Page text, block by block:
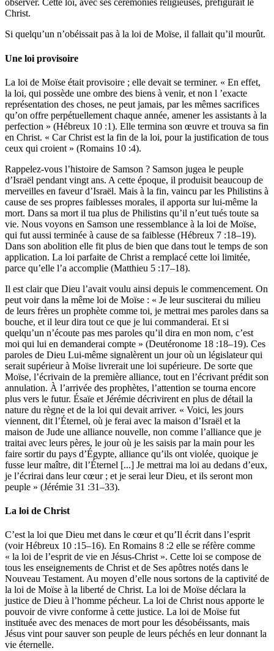
observer. Cette loi, avec ses cérémonies religieuses, préfigurait le
Christ.
Si quelqu’un n’obéissait pas à la loi de Moïse, il fallait qu’il mourût.
Une loi provisoire
La loi de Moïse était provisoire ; elle devait se terminer. « En effet,
la loi, qui possède une ombre des biens à venir, et non l ’exacte
représentation des choses, ne peut jamais, par les mêmes sacrifices
qu’on offre perpétuellement chaque année, amener les assistants à la
perfection » (Hébreux 10 :1). Elle termina son œuvre et trouva sa fin
en Christ. « Car Christ est la fin de la loi, pour la justification de tous
ceux qui croient » (Romains 10 :4).
Rappelez-vous l’histoire de Samson ? Samson jugea le peuple
d’Israël pendant vingt ans. A cette époque, il produisit beaucoup de
merveilles en faveur d’Israël. Mais à la fin, vaincu par les Philistins à
cause de ses propres faiblesses morales, il apporta sur lui-même la
mort. Dans sa mort il tua plus de Philistins qu’il n’eut tués toute sa
vie. Nous voyons en Samson une ressemblance à la loi de Moïse,
qui fut aussi terminée à cause de sa faiblesse (Hébreux 7 :18–19).
Dans son abolition elle fit plus de bien que dans tout le temps de son
application. La loi parfaite de Christ a remplacé cette loi limitée,
parce qu’elle l’a accomplie (Matthieu 5 :17–18).
Il est clair que Dieu l’avait voulu ainsi depuis le commencement. On
peut voir dans la même loi de Moïse : « Je leur susciterai du milieu
de leurs frères un prophète comme toi, je mettrai mes paroles dans sa
bouche, et il leur dira tout ce que je lui commanderai. Et si
quelqu’un n’écoute pas mes paroles qu’il dira en mon nom, c’est
moi qui lui en demanderai compte » (Deutéronome 18 :18–19). Ces
paroles de Dieu Lui-même signalèrent un jour où un législateur qui
serait supérieur à Moïse livrerait une loi supérieure. De sorte que
Moïse, l’écrivain de la première alliance, tout en l’écrivant prédit son
annulation. À l’arrivée des prophètes, l’attention se tourna encore
plus vers le futur. Ésaïe et Jérémie décrivirent en plus de détail la
nature du règne et de la loi qui devait arriver. « Voici, les jours
viennent, dit l’Éternel, où je ferai avec la maison d’Israël et la
maison de Jude une alliance nouvelle, non comme l’alliance que je
traitai avec leurs pères, le jour où je les saisis par la main pour les
faire sortir du pays d’Égypte, alliance qu’ils ont violée, quoique je
fusse leur maître, dit l’Éternel [...] Je mettrai ma loi au dedans d’eux,
je l’écrirai dans leur cœur ; et je serai leur Dieu, et ils seront mon
peuple » (Jérémie 31 :31–33).
La loi de Christ
C’est la loi que Dieu met dans le cœur et qu’Il écrit dans l’esprit
(voir Hébreux 10 :15–16). En Romains 8 :2 elle se réfère comme
« la loi de l’esprit de vie en Jésus-Christ ». Cette loi se compose de
tous les enseignements de Christ et de Ses apôtres notés dans le
Nouveau Testament. Au moyen d’elle nous sortons de la captivité de
la loi de Moïse à la liberté de Christ. La loi de Moïse déclara la
justice de Dieu à l’homme pécheur. La loi de Christ nous apporte le
pouvoir de vivre conforme à cette justice. La loi de Moïse fut
instituée avec des menaces de mort pour les désobéissants, mais
Jésus vint pour sauver son peuple de leurs péchés en leur donnant la
vie éternelle.